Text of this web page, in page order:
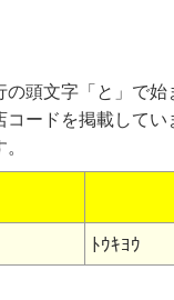
頭文字「と」で
ードを掲載して
ﾄｳｷﾖｳ